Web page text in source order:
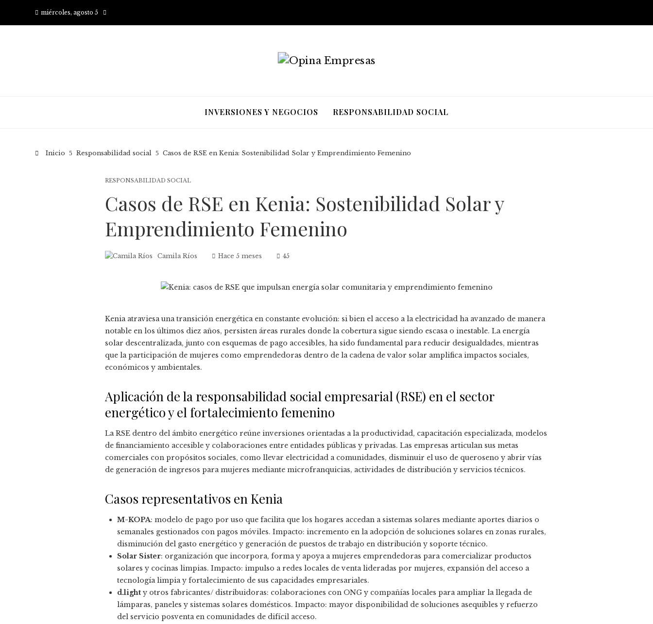
miércoles, agosto 5
INVERSIONES Y NEGOCIOS RESPONSABILIDAD SOCIAL
Inicio Responsabilidad social Casos de RSE en Kenia: Sostenibilidad Solar y Emprendimiento Femenino
RESPONSABILIDAD SOCIAL
Casos de RSE en Kenia: Sostenibilidad Solar y
Emprendimiento Femenino
Camila Ríos Hace 5 meses 45
Kenia atraviesa una transición energética en constante evolución: si bien el acceso a la electricidad ha avanzado de manera
notable en los últimos diez años, persisten áreas rurales donde la cobertura sigue siendo escasa o inestable. La energía
solar descentralizada, junto con esquemas de pago accesibles, ha sido fundamental para reducir desigualdades, mientras
que la participación de mujeres como emprendedoras dentro de la cadena de valor solar amplifica impactos sociales,
económicos y ambientales.
Aplicación de la responsabilidad social empresarial (RSE) en el sector
energético y el fortalecimiento femenino
La RSE dentro del ámbito energético reúne inversiones orientadas a la productividad, capacitación especializada, modelos
de financiamiento accesible y colaboraciones entre entidades públicas y privadas. Las empresas articulan sus metas
comerciales con propósitos sociales, como llevar electricidad a comunidades, disminuir el uso de queroseno y abrir vías
de generación de ingresos para mujeres mediante microfranquicias, actividades de distribución y servicios técnicos.
Casos representativos en Kenia
M-KOPA: modelo de pago por uso que facilita que los hogares accedan a sistemas solares mediante aportes diarios o
semanales gestionados con pagos móviles. Impacto: incremento en la adopción de soluciones solares en zonas rurales,
disminución del gasto energético y generación de puestos de trabajo en distribución y soporte técnico.
Solar Sister: organización que incorpora, forma y apoya a mujeres emprendedoras para comercializar productos
solares y cocinas limpias. Impacto: impulso a redes locales de venta lideradas por mujeres, expansión del acceso a
tecnología limpia y fortalecimiento de sus capacidades empresariales.
d.light y otros fabricantes/ distribuidoras: colaboraciones con ONG y compañías locales para ampliar la llegada de
lámparas, paneles y sistemas solares domésticos. Impacto: mayor disponibilidad de soluciones asequibles y refuerzo
del servicio posventa en comunidades de difícil acceso.